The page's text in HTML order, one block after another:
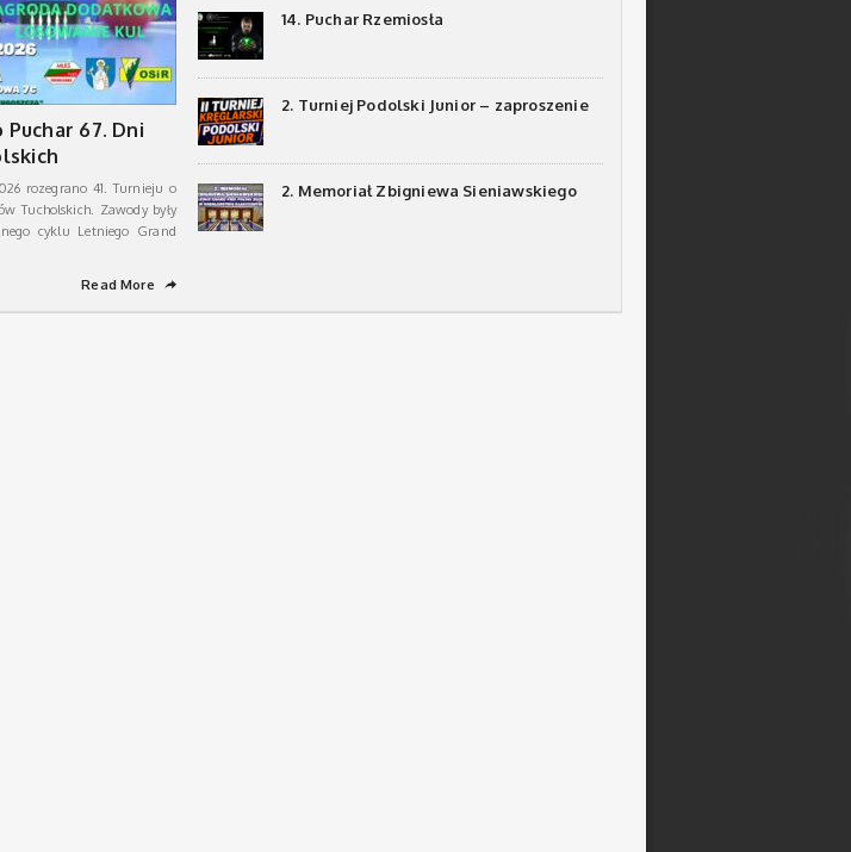
Puchar 67. Dni
rozegrano 41. Turnieju o
Tucholskich. Zawody były
cyklu Letniego Grand
Read More
➦
14. Puchar Rzemiosła
2. Turniej Podolski Junior – zaproszenie
2. Memoriał Zbigniewa Sieniawskiego